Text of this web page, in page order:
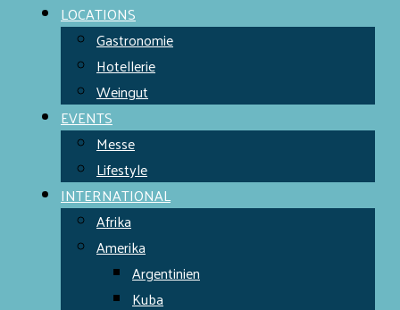
LOCATIONS
Gastronomie
Hotellerie
Weingut
EVENTS
Messe
Lifestyle
INTERNATIONAL
Afrika
Amerika
Argentinien
Kuba